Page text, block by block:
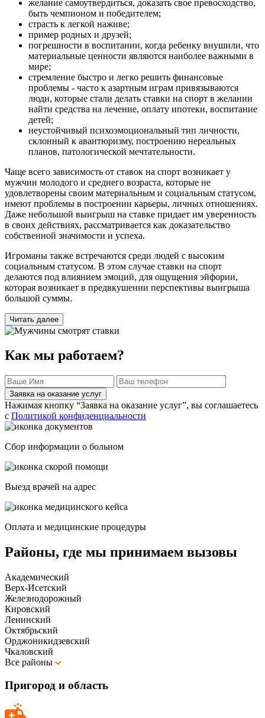
желание самоутвердиться, доказать свое превосходство,
быть чемпионом и победителем;
страсть к легкой наживе;
пример родных и друзей;
погрешности в воспитании, когда ребенку внушили, что
материальные ценности являются наиболее важными в
мире;
стремление быстро и легко решить финансовые
проблемы - часто к азартным играм привязываются
люди, которые стали делать ставки на спорт в желании
найти средства на лечение, оплату ипотеки, воспитание
детей;
неустойчивый психоэмоциональный тип личности,
склонный к авантюризму, построению нереальных
планов, патологической мечтательности.
Чаще всего зависимость от ставок на спорт возникает у
мужчин молодого и среднего возраста, которые не
удовлетворены своим материальным и социальным статусом,
имеют проблемы в построении карьеры, личных отношениях.
Даже небольшой выигрыш на ставке придает им уверенность
в своих действиях, рассматривается как доказательство
собственной значимости и успеха.
Игроманы также встречаются среди людей с высоким
социальным статусом. В этом случае ставки на спорт
делаются под влиянием эмоций, для ощущения эйфории,
которая возникает в предвкушении перспективы выигрыша
большой суммы.
Читать далее
Как мы работаем?
Заявка на оказание услуг
Нажимая кнопку “Заявка на оказание услуг”, вы соглашаетесь
с Политикой конфиденциальности
Сбор информации о больном
Выезд врачей на адрес
Оплата и медицинские процедуры
Районы, где мы принимаем вызовы
Академический
Верх-Исетский
Железнодорожный
Кировский
Ленинский
Октябрьский
Орджоникидзевский
Чкаловский
Все районы
Пригород и область